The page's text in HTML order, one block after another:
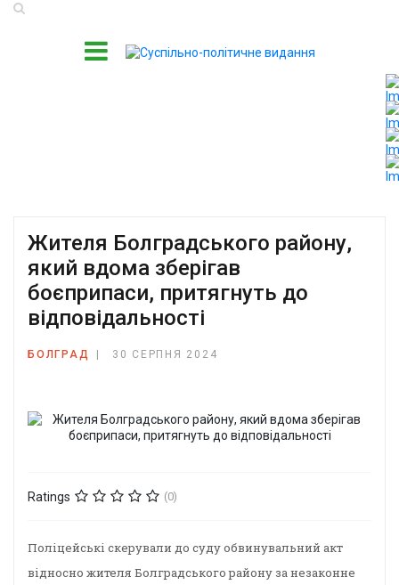
Жителя Болградського району,
який вдома зберігав
боєприпаси, притягнуть до
відповідальності
БОЛГРАД 30 СЕРПНЯ 2024
Ratings (0)
Поліцейські скерували до суду обвинувальний акт
відносно жителя Болградського району за незаконне